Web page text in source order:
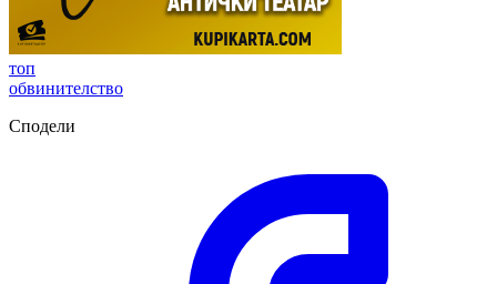
топ
обвинителство
Сподели